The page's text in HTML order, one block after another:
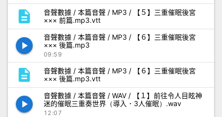
description
音聲數據 / 本篇音聲 / MP3 / 【５】三重催眠後宮
××× 前篇.mp3.vtt
play_arrow
音聲數據 / 本篇音聲 / MP3 / 【６】三重催眠後宮
××× 後篇.mp3
09:59
description
音聲數據 / 本篇音聲 / MP3 / 【６】三重催眠後宮
××× 後篇.mp3.vtt
play_arrow
音聲數據 / 本篇音聲 / WAV / 【１】前往令人目眩神
迷的催眠三重奏世界（導入・3人催眠）.wav
12:07